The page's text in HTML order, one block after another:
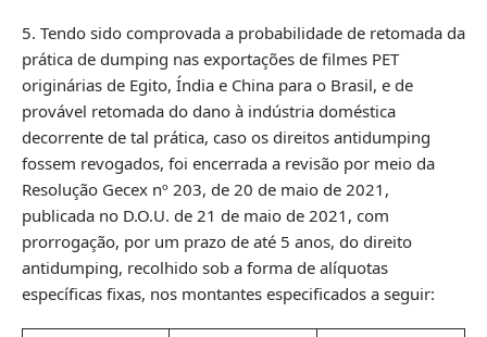
5. Tendo sido comprovada a probabilidade de retomada da
prática de dumping nas exportações de filmes PET
originárias de Egito, Índia e China para o Brasil, e de
provável retomada do dano à indústria doméstica
decorrente de tal prática, caso os direitos antidumping
fossem revogados, foi encerrada a revisão por meio da
Resolução Gecex nº 203, de 20 de maio de 2021,
publicada no D.O.U. de 21 de maio de 2021, com
prorrogação, por um prazo de até 5 anos, do direito
antidumping, recolhido sob a forma de alíquotas
específicas fixas, nos montantes especificados a seguir: